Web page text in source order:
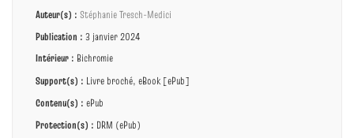
Auteur(s) : Stéphanie Tresch-Medici
Publication : 3 janvier 2024
Intérieur : Bichromie
Support(s) : Livre broché, eBook [ePub]
Contenu(s) : ePub
Protection(s) : DRM (ePub)